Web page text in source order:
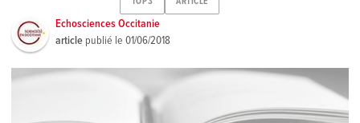
Echosciences Occitanie
article publié le01/06/2018